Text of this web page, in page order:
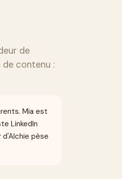
de
contenu :
Mia est
LinkedIn
pèse